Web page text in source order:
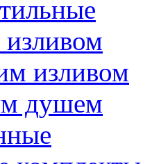
изливом
душем